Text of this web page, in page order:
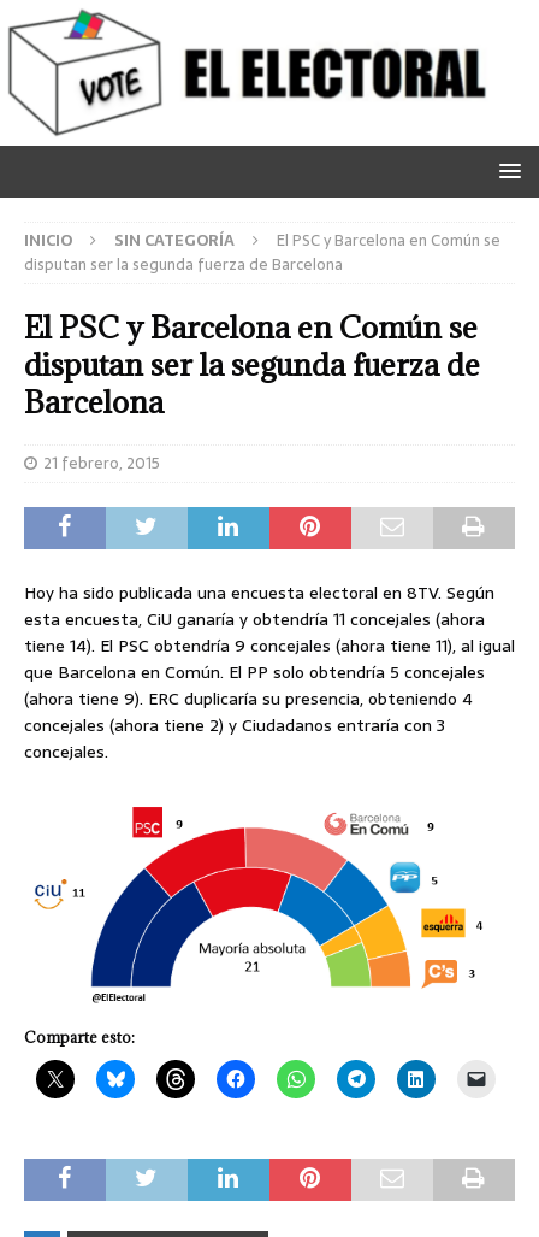
INICIO SIN CATEGORÍA
El PSC y Barcelona en Común se
disputan ser la segunda fuerza de Barcelona
El PSC y Barcelona en Común se
disputan ser la segunda fuerza de
Barcelona
21 febrero, 2015
Hoy ha sido publicada una encuesta electoral en 8TV. Según
esta encuesta, CiU ganaría y obtendría 11 concejales (ahora
tiene 14). El PSC obtendría 9 concejales (ahora tiene 11), al igual
que Barcelona en Común. El PP solo obtendría 5 concejales
(ahora tiene 9). ERC duplicaría su presencia, obteniendo 4
concejales (ahora tiene 2) y Ciudadanos entraría con 3
concejales.
Comparte esto: